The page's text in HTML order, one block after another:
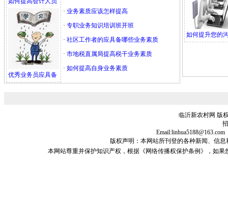
优秀业务员应具备
· 业务素质应该怎样提高
· 专职业务知识培训班开班
· 社区工作者的应具备哪些业务素质
· 市地税直属局提高税干业务素质
· 如何提高自身业务素质
如何提升您的
临沂新农村网 版
版权声明：本网站所刊登的各种新闻、信息
本网站尊重并保护知识产权，根据《网络传播权保护条例》，如